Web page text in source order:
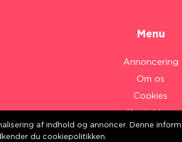
Menu
Annoncering
Om os
Cookies
Kontakt os
Sitemap
af indhold og annoncer. Denne
du cookiepolitikken.